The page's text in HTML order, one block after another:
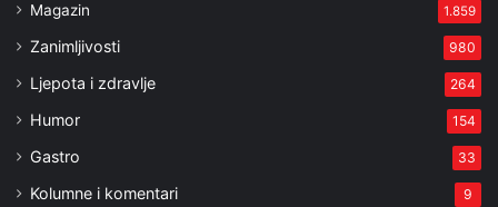
Magazin 1.859
Zanimljivosti 980
Ljepota i zdravlje 264
Humor 154
Gastro 33
Kolumne i komentari 9